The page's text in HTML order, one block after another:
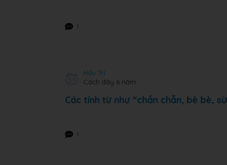
1
Hữu Trí
Cách đây 6 năm
Các tính từ như “chần chẫn, bè bè,
1